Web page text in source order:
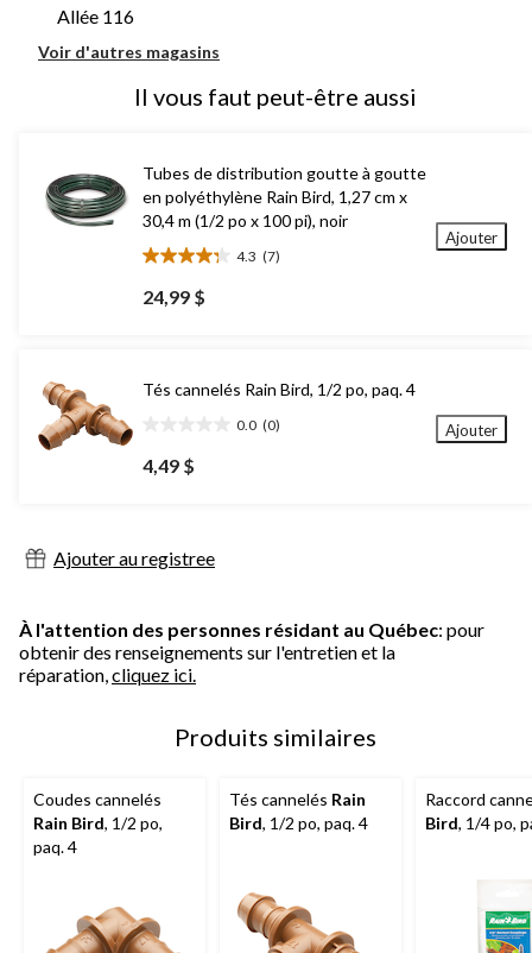
Allée 116
Voir d'autres magasins
Il vous faut peut-être aussi
Tubes de distribution goutte à goutte
en polyéthylène Rain Bird, 1,27 cm x
30,4 m (1/2 po x 100 pi), noir
4.3 (7)
4.3
étoile(s)
sur
évaluations
24,99 $
Ajouter
Tés cannelés Rain Bird, 1/2 po, paq. 4
0.0 (0)
étoile(s)
sur
4,49 $
Ajouter
Ajouter au registree
À l'attention des personnes résidant au Québec: pour
obtenir des renseignements sur l'entretien et la
réparation,cliquez ici.
Produits similaires
Coudes cannelés
Rain Bird, 1/2 po,
paq. 4
Tés cannelés Rain
Bird, 1/2 po, paq. 4
Raccord
Bird, 1/4 po,